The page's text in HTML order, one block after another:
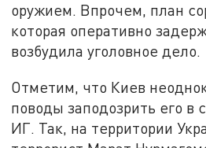
оружием. Впрочем, план
которая оперативно
возбудила уголовное дело.
Отметим, что Киев
поводы заподозрить его в
ИГ. Так, на территории